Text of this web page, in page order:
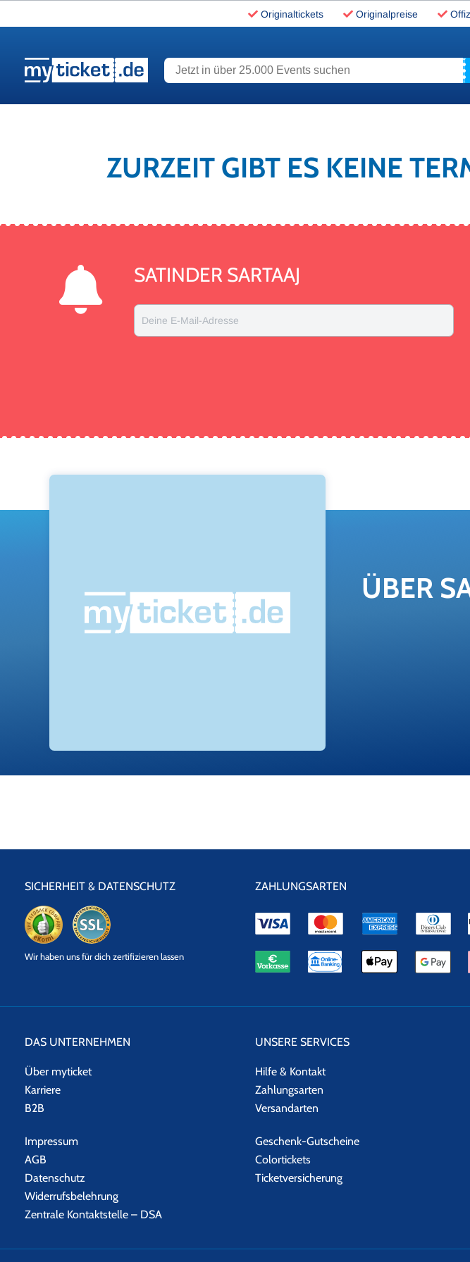
Originaltickets Originalpreise
Jetzt in über 25.000 Events suchen
ZURZEIT GIBT ES KEINE
SATINDER SARTAAJ
Deine E-Mail-Adresse
ÜBER
SICHERHEIT & DATENSCHUTZ
Datensicherheit
Wir haben uns für dich zertifizieren lassen
ZAHLUNGSARTEN
DAS UNTERNEHMEN
Über myticket
Karriere
B2B
Impressum
AGB
Datenschutz
Widerrufsbelehrung
Zentrale Kontaktstelle – DSA
UNSERE SERVICES
Hilfe & Kontakt
Zahlungsarten
Versandarten
Geschenk-Gutscheine
Colortickets
Ticketversicherung